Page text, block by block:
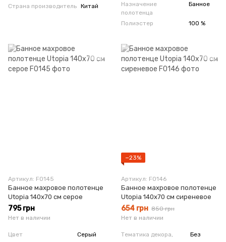
Страна производитель Китай
Назначение
полотенца
Банное
Полиэстер 100 %
Артикул: F0145
Банное махровое полотенце
Utopia 140х70 см серое
795 грн
Нет в наличии
Цвет
Серый
−23%
Артикул: F0146
Банное махровое полотенце
Utopia 140х70 см сиреневое
654 грн 850 грн
Нет в наличии
Тематика декора,
Без